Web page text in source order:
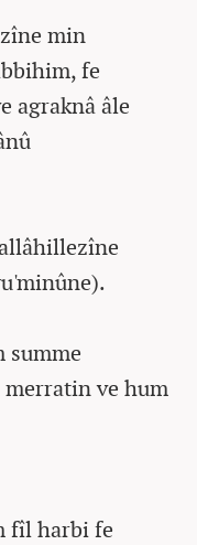
min
fe
agraknâ âle
summe
ve hum
fîl harbi fe